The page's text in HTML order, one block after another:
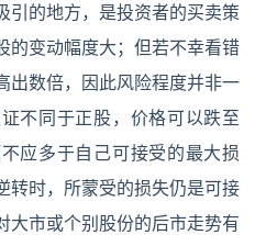
引的地方，是投资者的买卖策
的变动幅度大；但若不幸看错
出数倍，因此风险程度并非一
不同于正股，价格可以跌至
应多于自己可接受的最大损
转时，所蒙受的损失仍是可接
大市或个别股份的后市走势有